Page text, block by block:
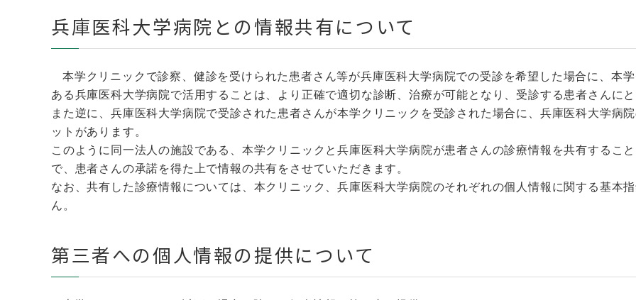
兵庫医科大学病院との情報共有について
本学クリニックで診察、健診を受けられた患者さん等が兵庫医科大学病院での受診を希望した場合に、本
ある兵庫医科大学病院で活用することは、より正確で適切な診断、治療が可能となり、受診する患者さんに
また逆に、兵庫医科大学病院で受診された患者さんが本学クリニックを受診された場合に、兵庫医科大学病
ットがあります。
このように同一法人の施設である、本学クリニックと兵庫医科大学病院が患者さんの診療情報を共有するこ
で、患者さんの承諾を得た上で情報の共有をさせていただきます。
なお、共有した診療情報については、本クリニック、兵庫医科大学病院のそれぞれの個人情報に関する基本
ん。
第三者への個人情報の提供について